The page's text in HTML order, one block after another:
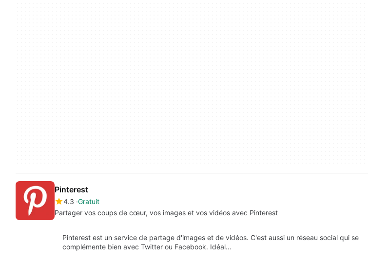
Pinterest
4.3 Gratuit
Partager vos coups de cœur, vos images et vos vidéos avec Pinterest
Pinterest est un service de partage d'images et de vidéos. C'est aussi un réseau social qui se
complémente bien avec Twitter ou Facebook. Idéal…